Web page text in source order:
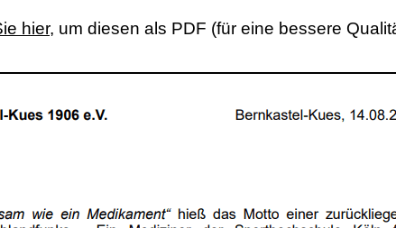
hier, um diesen als PDF (für eine bessere